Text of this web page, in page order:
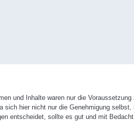
und Inhalte waren nur die
sich hier nicht nur die Genehmigung
entscheidet, sollte es gut und mit